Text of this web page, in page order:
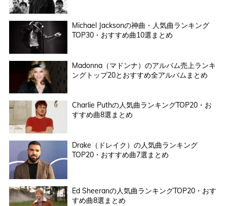
Michael Jacksonの神曲・人気曲ランキング
TOP30・おすすめ曲10選まとめ
Madonna（マドンナ）のアルバム売上ランキ
ングトップ20とおすすめ全アルバムまとめ
Charlie Puthの人気曲ランキングTOP20・お
すすめ曲8選まとめ
Drake（ドレイク）の人気曲ランキング
TOP20・おすすめ曲7選まとめ
Ed Sheeranの人気曲ランキングTOP20・おす
すめ曲8選まとめ